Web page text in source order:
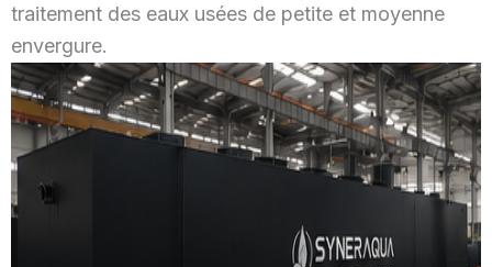
traitement des eaux usées de petite et moyenne
envergure.